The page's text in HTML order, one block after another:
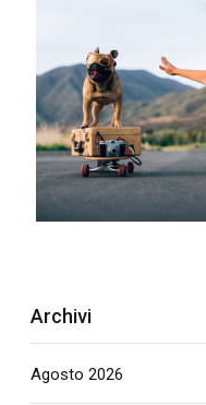
Archivi
Agosto 2026